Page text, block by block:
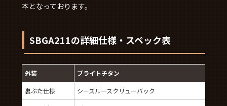
本となっております。
SBGA211の詳細仕様・スペック表
外装 ブライトチタン
裏ぶた仕様 シースルースクリューバック